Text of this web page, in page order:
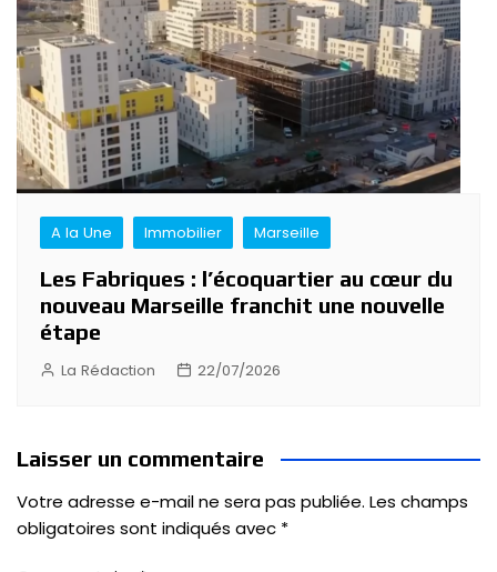
A la Une Immobilier Marseille
Les Fabriques : l’écoquartier au cœur du
nouveau Marseille franchit une nouvelle
étape
La Rédaction 22/07/2026
Laisser un commentaire
Votre adresse e-mail ne sera pas publiée. Les champs
obligatoires sont indiqués avec *